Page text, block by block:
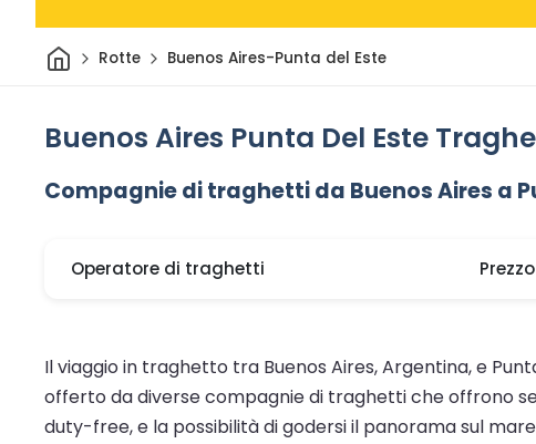
CasaRotte Buenos Aires-Punta del Este
Buenos Aires Punta Del Este
Compagnie di traghetti da Buenos Aires a
Operatore di traghetti
Il viaggio in traghetto tra Buenos Aires, Argentina, e
offerto da diverse compagnie di traghetti che offrono
duty-free, e la possibilità di godersi il panorama sul